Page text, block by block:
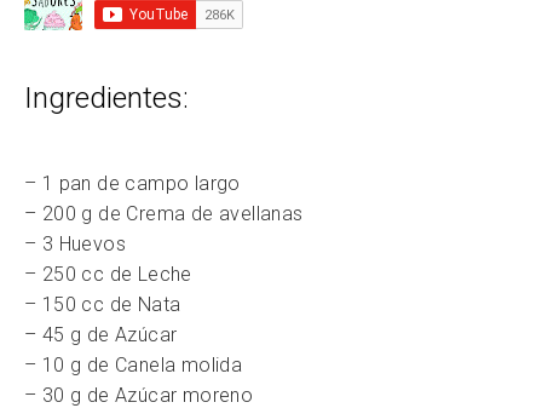
Ingredientes:
– 1 pan de campo largo
– 200 g de Crema de avellanas
– 3 Huevos
– 250 cc de Leche
– 150 cc de Nata
– 45 g de Azúcar
– 10 g de Canela molida
– 30 g de Azúcar moreno